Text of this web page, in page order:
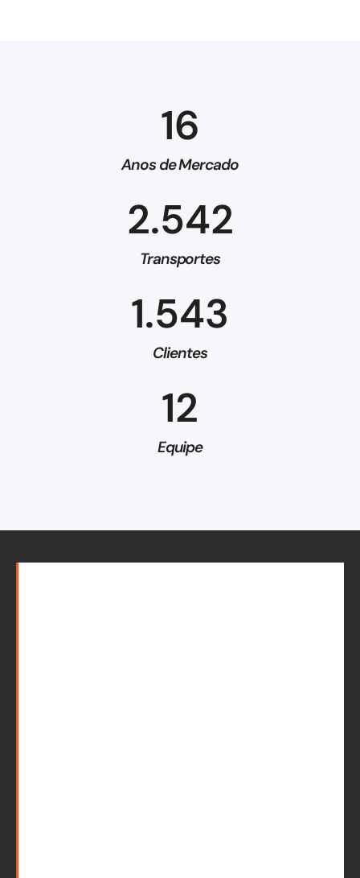
Anos de Mercado
16
Transportes
2.542
Clientes
1.543
Equipe
12